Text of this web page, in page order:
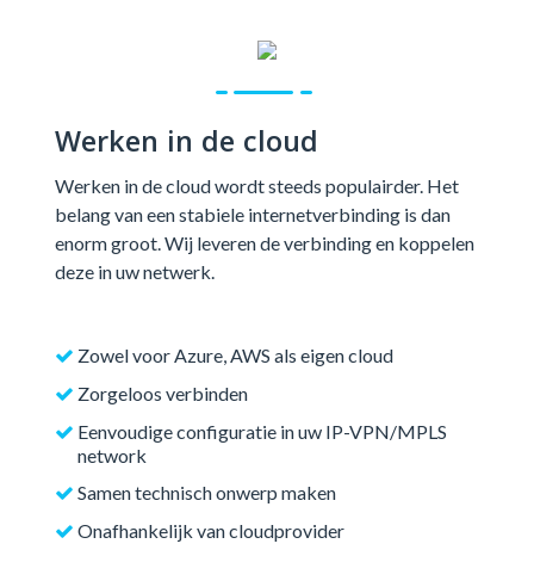
Werken in de cloud
Werken in de cloud wordt steeds populairder. Het
belang van een stabiele internetverbinding is dan
enorm groot. Wij leveren de verbinding en koppelen
deze in uw netwerk.
Zowel voor Azure, AWS als eigen cloud
Zorgeloos verbinden
Eenvoudige configuratie in uw IP-VPN/MPLS
network
Samen technisch onwerp maken
Onafhankelijk van cloudprovider